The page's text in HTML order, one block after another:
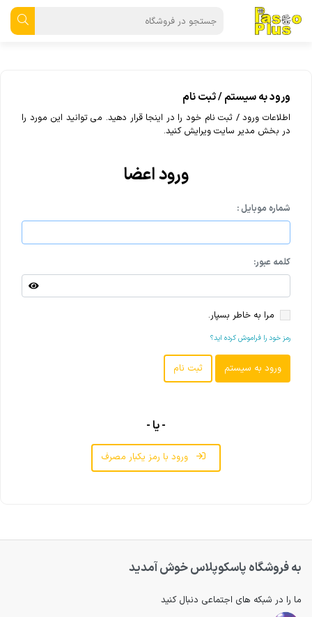
ورود به سیستم / ثبت نام
اطلاعات ورود / ثبت نام خود را در اینجا قرار دهید. می توانید این مورد را
در بخش مدیر سایت ویرایش کنید.
ورود اعضا
شماره موبایل :
کلمه عبور:
مرا به خاطر بسپار.
رمز خود را فراموش کرده اید؟
- یا -
ورود با رمز یکبار مصرف
به فروشگاه پاسکوپلاس خوش آمدید
ما را در شبکه های اجتماعی دنبال کنید